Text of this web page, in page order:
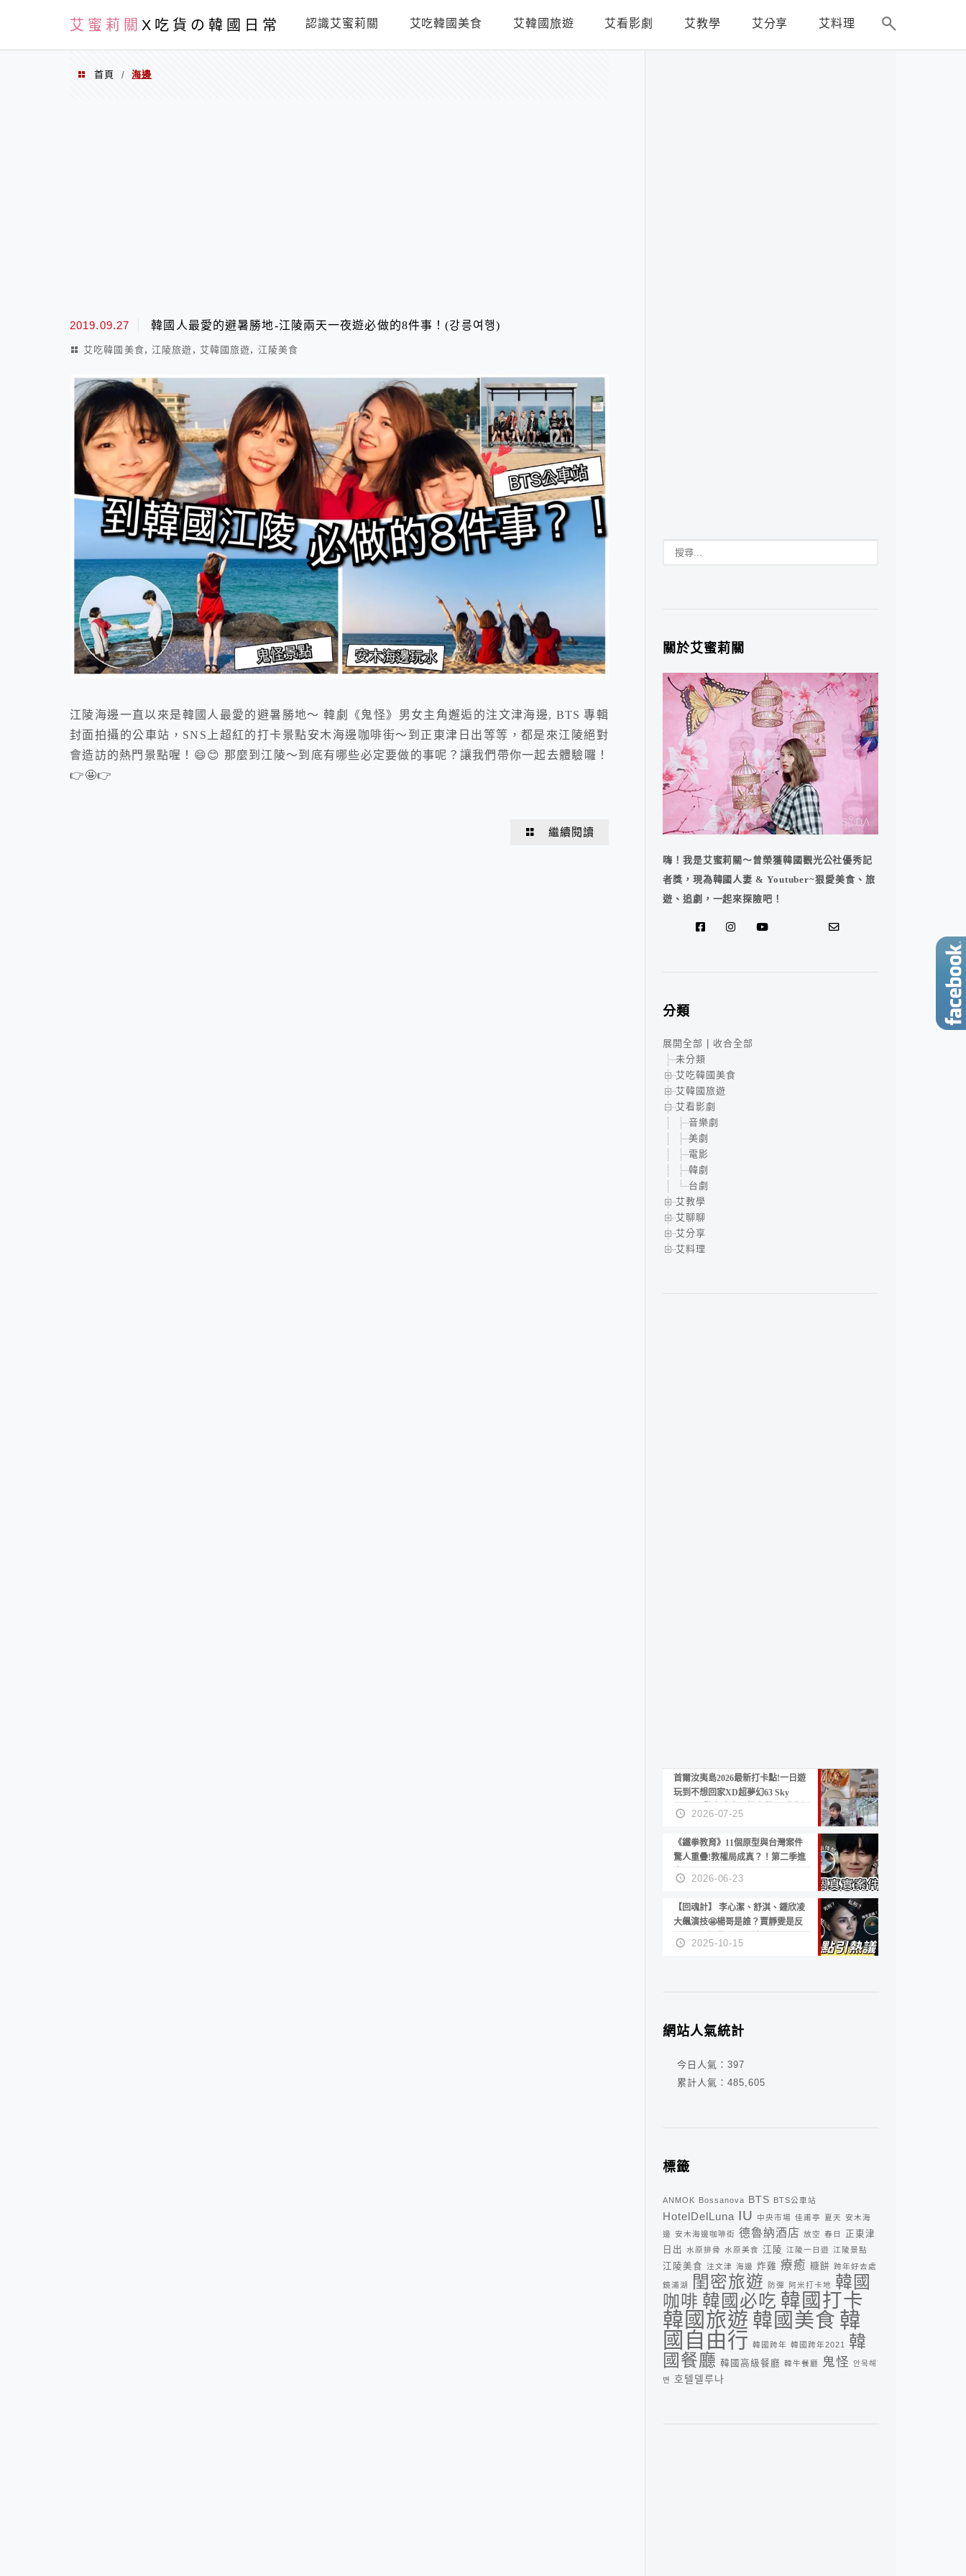
艾蜜莉關 X吃貨の韓國日常 認識艾蜜莉關 艾吃韓國美食 艾韓國旅遊 艾看影劇 艾教學 艾分享 艾料理
首頁 / 海邊
2019.09.27 韓國人最愛的避暑勝地-江陵兩天一夜遊必做的8件事！(강릉여행)
艾吃韓國美食,江陵旅遊 , 艾韓國旅遊, 江陵美食
江陵海邊一直以來是韓國人最愛的避暑勝地～ 韓劇《鬼怪》男女主角邂逅的注文津海邊, BTS 專輯
封面拍攝的公車站，SNS上超紅的打卡景點安木海邊咖啡街～到正東津日出等等，都是來江陵絕對
會造訪的熱門景點喔！😄😊 那麼到江陵～到底有哪些必定要做的事呢？讓我們帶你一起去體驗囉！
👉🤩👉
繼續閱讀
關於艾蜜莉關
嗨！我是艾蜜莉關～曾榮獲韓國觀光公社優秀記
者獎，現為韓國人妻 & Youtuber~狠愛美食、旅
遊、追劇，一起來探險吧！
分類
展開全部
收合全部
未分類
艾吃韓國美食
艾韓國旅遊
艾看影劇
音樂劇
美劇
電影
韓劇
台劇
艾教學
艾聊聊
艾分享
艾料理
首爾汝夷島2026最新打卡點!一日遊
玩到不想回家XD超夢幻63 Sky
Picnic、鷺良津帝王蟹大餐、《淚之
女王》拍攝地、漢江公園免費玩水
2026-07-25
《鐵拳教育》11個原型與台灣案件
驚人重疊!教權局成真？！第二季進
度？😍
2026-06-23
【回魂計】 李心潔、舒淇、鍾欣凌
大飆演技🤩楊哥是誰？賈靜雯是反
派？死刑還是私刑正義
2025-10-15
網站人氣統計
今日人氣： 397
累計人氣： 485,605
標籤
ANMOK Bossanova BTS BTS公車站
HotelDelLuna IU 中央市場 佳甫亭 夏天 安木海
邊 安木海邊咖啡街 德魯納酒店 放空 春日
正東津
日出 水原排骨 水原美食 江陵 江陵一日遊 江陵景點
江陵美食 注文津 海邊 炸雞 療癒 糖餅 跨年好去處
鏡浦湖 閨密旅遊 防彈 阿米打卡地
韓國
咖啡 韓國必吃 韓國打卡
韓國旅遊 韓國美食 韓
國自由行 韓國跨年 韓國跨年2021
韓
國餐廳 韓國高級餐廳 韓牛餐廳 鬼怪 안목해
변
호텔델루나